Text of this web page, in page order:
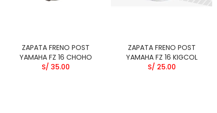
ZAPATA FRENO POST
YAMAHA FZ 16 CHOHO
S/ 35.00
ZAPATA FRENO POST
YAMAHA FZ 16 KIGCOL
S/ 25.00